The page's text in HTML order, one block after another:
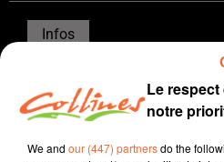
Infos
JOURNAL DU VENDREDI 05
Patrice Bémanangy
Le
notre
We and our (447) partnersdo the